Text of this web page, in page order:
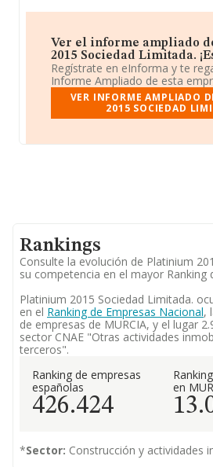
Ver el informe ampliado
2015 Sociedad Limitada.
Regístrate en eInforma y te
Informe Ampliado de esta
VER INFORME AMPLIADO
2015 SOCIEDAD
Rankings
Consulte la evolución de Platinium
su competencia en el mayor Ranking
Platinium 2015 Sociedad Limitada.
en el Ranking de Empresas Nacional,
de empresas de MURCIA, y el lugar
sector CNAE "Otras actividades
terceros".
Ranking de empresas
españolas
426.424
en
*Sector: Construcción y actividades